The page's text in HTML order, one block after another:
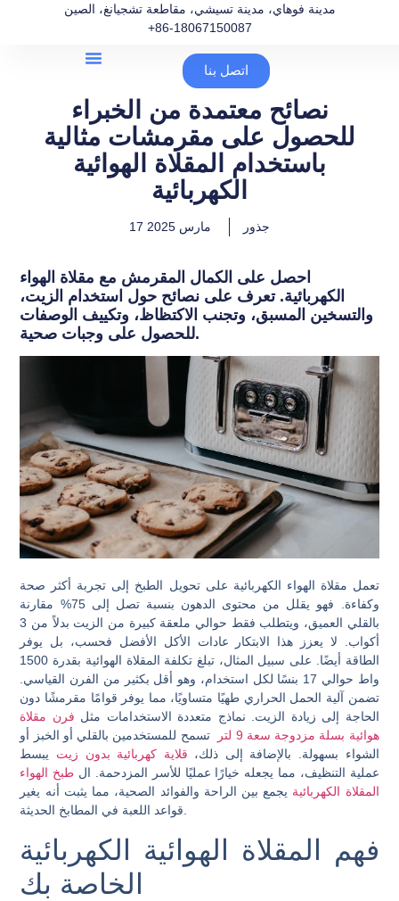
مدينة فوهاي، مدينة تسيشي، مقاطعة تشجيانغ، الصين
+86-18067150087
اتصل بنا
نصائح معتمدة من الخبراء
للحصول على مقرمشات مثالية
باستخدام المقلاة الهوائية
الكهربائية
جذور
احصل على الكمال المقرمش مع مقلاة الهواء
الكهربائية. تعرف على نصائح حول استخدام الزيت،
والتسخين المسبق، وتجنب الاكتظاظ، وتكييف الوصفات
للحصول على وجبات صحية.
تعمل مقلاة الهواء الكهربائية على تحويل الطبخ إلى تجربة أكثر صحة
وكفاءة. فهو يقلل من محتوى الدهون بنسبة تصل إلى 75% مقارنة
بالقلي العميق، ويتطلب فقط حوالي ملعقة كبيرة من الزيت بدلاً من 3
أكواب. لا يعزز هذا الابتكار عادات الأكل الأفضل فحسب، بل يوفر
الطاقة أيضًا. على سبيل المثال، تبلغ تكلفة المقلاة الهوائية بقدرة 1500
واط حوالي 17 بنسًا لكل استخدام، وهو أقل بكثير من الفرن القياسي.
تضمن آلية الحمل الحراري طهيًا متساويًا، مما يوفر قوامًا مقرمشًا دون
الحاجة إلى زيادة الزيت. نماذج متعددة الاستخدامات مثل فرن مقلاة
هوائية بسلة مزدوجة سعة 9 لتر
تسمح للمستخدمين بالقلي أو الخبز أو
الشواء بسهولة. بالإضافة إلى ذلك، قلاية كهربائية بدون زيت يبسط
عملية التنظيف، مما يجعله خيارًا عمليًا للأسر المزدحمة. ال طبخ الهواء
المقلاة الكهربائية يجمع بين الراحة والفوائد الصحية، مما يثبت أنه يغير
قواعد اللعبة في المطابخ الحديثة.
فهم المقلاة الهوائية الكهربائية
الخاصة بك